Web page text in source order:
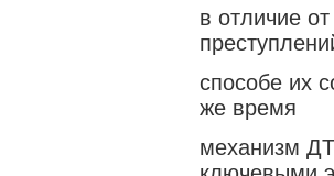
в отличие
способе их
же время
механизм